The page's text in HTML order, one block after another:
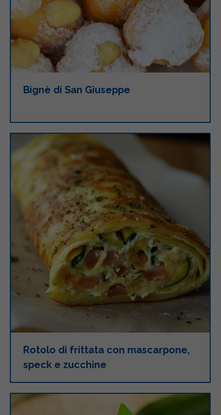
Bignè di San Giuseppe
Rotolo di frittata con mascarpone,
speck e zucchine